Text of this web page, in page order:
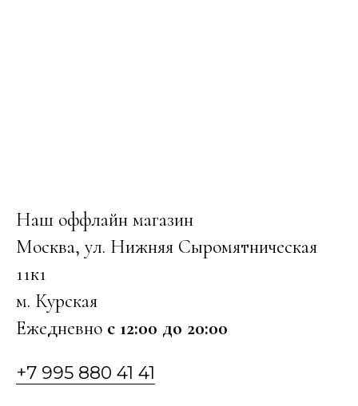
Наш оффлайн магазин
Москва, ул. Нижняя Сыромятническая
11к1
м. Курская
Ежедневно с 12:00 до 20:00
+7 995 880 41 41